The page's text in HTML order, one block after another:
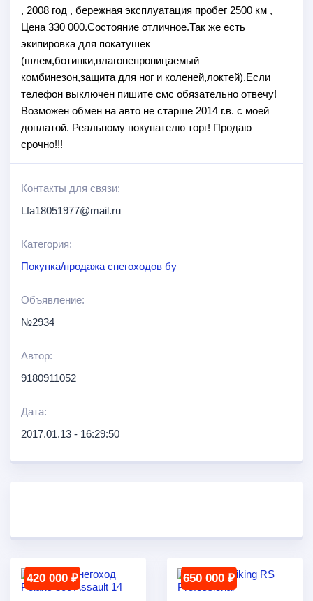
, 2008 год , бережная эксплуатация пробег 2500 км ,
Цена 330 000.Состояние отличное.Так же есть
экипировка для покатушек
(шлем,ботинки,влагонепроницаемый
комбинезон,защита для ног и коленей,локтей).Если
телефон выключен пишите смс обязательно отвечу!
Возможен обмен на авто не старше 2014 г.в. с моей
доплатой. Реальному покупателю торг! Продаю
срочно!!!
Контакты для связи:
Lfa18051977@mail.ru
Категория:
Покупка/продажа снегоходов бу
Объявление:
№2934
Автор:
9180911052
Дата:
2017.01.13 - 16:29:50
420 000 ₽ 650 000 ₽